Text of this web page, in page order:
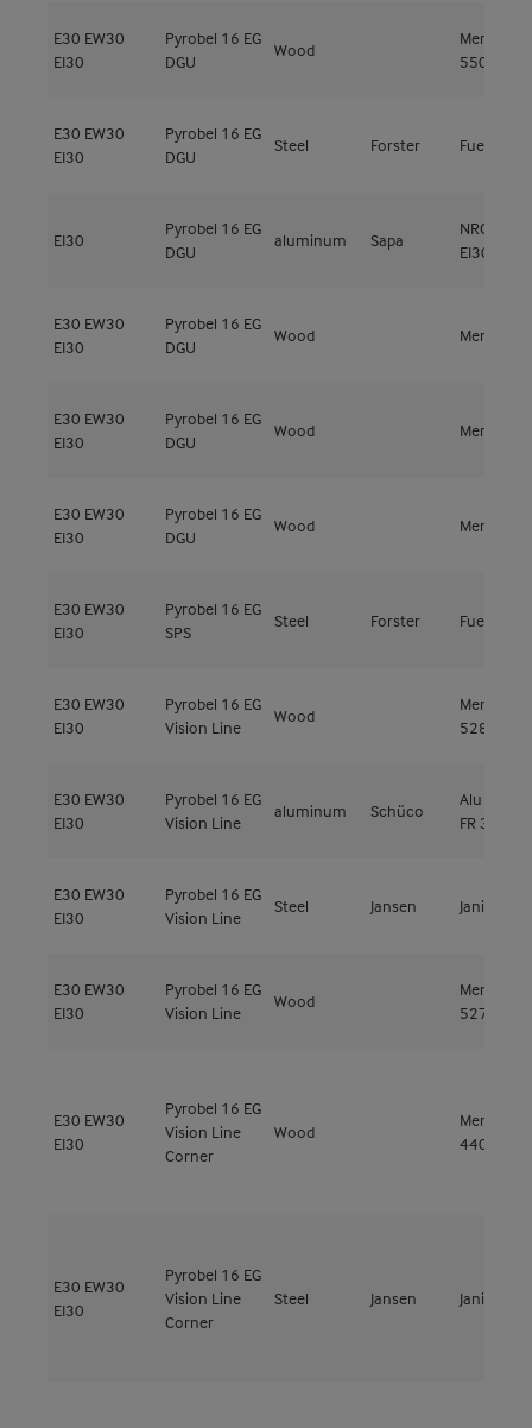
E30 EW30
EI30
Pyrobel 16 EG
DGU
Wood
Meranti
550kg/m³
E30 EW30
EI30
Pyrobel 16 EG
DGU
Steel Forster Fuego
EI30
Pyrobel 16 EG
DGU
aluminum Sapa
NRGY 52
EI30
E30 EW30
EI30
Pyrobel 16 EG
DGU
Wood Meranti
E30 EW30
EI30
Pyrobel 16 EG
DGU
Wood Meranti
E30 EW30
EI30
Pyrobel 16 EG
DGU
Wood Meranti
E30 EW30
EI30
Pyrobel 16 EG
SPS
Steel Forster Fuego
E30 EW30
EI30
Pyrobel 16 EG
Vision Line
Wood
Meranti
528kg/m³
E30 EW30
EI30
Pyrobel 16 EG
Vision Line
aluminum Schüco
Alu ADS
FR 30
E30 EW30
EI30
Pyrobel 16 EG
Vision Line
Steel Jansen Janisol 2
E30 EW30
EI30
Pyrobel 16 EG
Vision Line
Wood
Meranti
527kg/m³
E30 EW30
EI30
Pyrobel 16 EG
Vision Line
Corner
Wood
Meranti
440kg/m³
E30 EW30
EI30
Pyrobel 16 EG
Vision Line
Corner
Steel Jansen Janisol 2